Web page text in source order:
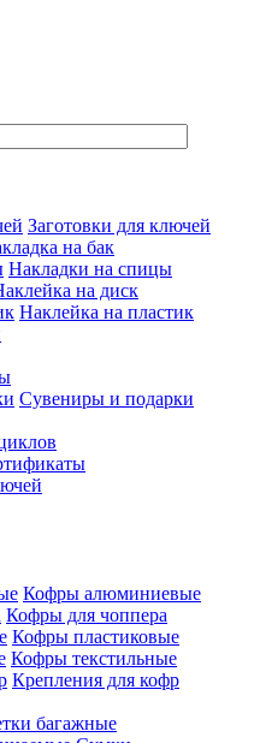
Заготовки для ключей
на бак
Накладки на спицы
на диск
Наклейка на пластик
Сувениры и подарки
Кофры алюминиевые
Кофры для чоппера
Кофры пластиковые
Кофры текстильные
Крепления для кофр
багажные